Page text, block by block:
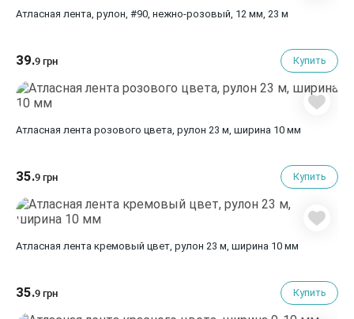
Атласная лента, рулон, #90, нежно-розовый, 12 мм, 23 м
39.9 грн Купить
Атласная лента розового цвета, рулон 23 м, ширина 10 мм
35.9 грн Купить
Атласная лента кремовый цвет, рулон 23 м, ширина 10 мм
35.9 грн Купить